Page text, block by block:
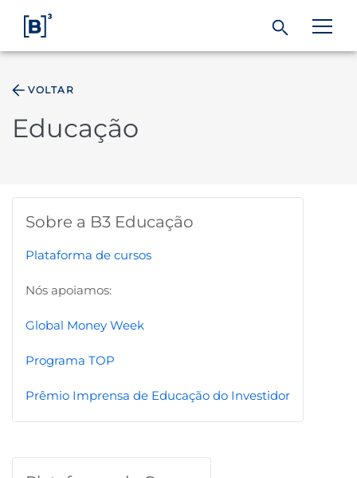
Índices
Soluções
Regulação
B3
VOLTAR
Educação
Sobre a B3 Educação
Plataforma de cursos
Nós apoiamos:
Global Money Week
Programa TOP
Prêmio Imprensa de Educação do Investidor